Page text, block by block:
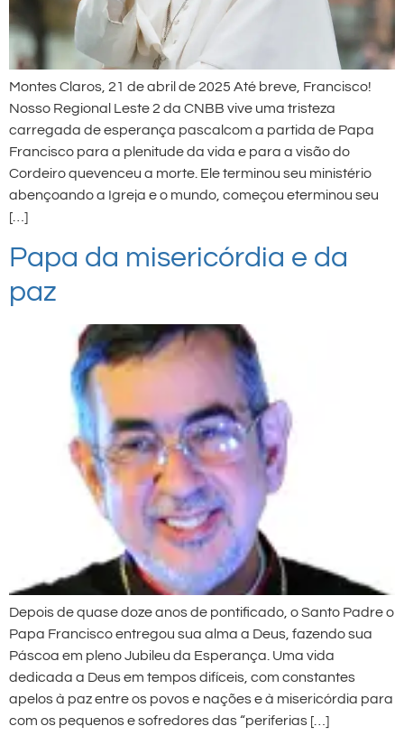
Montes Claros, 21 de abril de 2025 Até breve, Francisco!
Nosso Regional Leste 2 da CNBB vive uma tristeza
carregada de esperança pascalcom a partida de Papa
Francisco para a plenitude da vida e para a visão do
Cordeiro quevenceu a morte. Ele terminou seu ministério
abençoando a Igreja e o mundo, começou eterminou seu
[…]
Papa da misericórdia e da
paz
Depois de quase doze anos de pontificado, o Santo Padre o
Papa Francisco entregou sua alma a Deus, fazendo sua
Páscoa em pleno Jubileu da Esperança. Uma vida
dedicada a Deus em tempos difíceis, com constantes
apelos à paz entre os povos e nações e à misericórdia para
com os pequenos e sofredores das “periferias […]